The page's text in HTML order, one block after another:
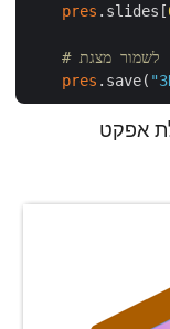
pres .slides[
# לשמור מצגת
pres .save(
אפקט